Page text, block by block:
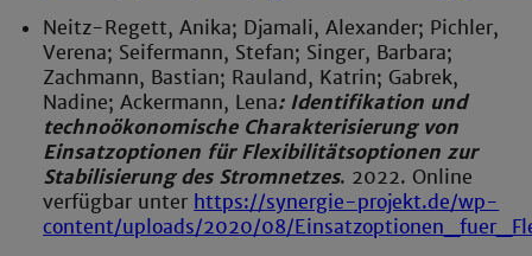
Neitz-Regett, Anika; Djamali, Alexander; Pichler,
Verena; Seifermann, Stefan; Singer, Barbara;
Zachmann, Bastian; Rauland, Katrin; Gabrek,
Nadine; Ackermann, Lena: Identifikation und
technoökonomische Charakterisierung von
Einsatzoptionen für Flexibilitätsoptionen zur
Stabilisierung des Stromnetzes. 2022. Online
verfügbar unter https://synergie-projekt.de/wp-
content/uploads/2020/08/